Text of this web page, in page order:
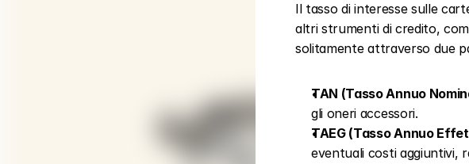
Il tasso di interesse sulle
altri strumenti di credito,
solitamente attraverso due
TAN (Tasso Annuo
gli oneri accessori.
TAEG (Tasso Annuo
eventuali costi aggiuntivi,